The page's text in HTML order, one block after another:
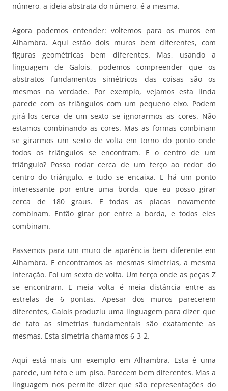
número, a ideia abstrata do número, é a mesma.
Agora podemos entender: voltemos para os muros em
Alhambra. Aqui estão dois muros bem diferentes, com
figuras geométricas bem diferentes. Mas, usando a
linguagem de Galois, podemos compreender que os
abstratos fundamentos simétricos das coisas são os
mesmos na verdade. Por exemplo, vejamos esta linda
parede com os triângulos com um pequeno eixo. Podem
girá-los cerca de um sexto se ignorarmos as cores. Não
estamos combinando as cores. Mas as formas combinam
se girarmos um sexto de volta em torno do ponto onde
todos os triângulos se encontram. E o centro de um
triângulo? Posso rodar cerca de um terço ao redor do
centro do triângulo, e tudo se encaixa. E há um ponto
interessante por entre uma borda, que eu posso girar
cerca de 180 graus. E todas as placas novamente
combinam. Então girar por entre a borda, e todos eles
combinam.
Passemos para um muro de aparência bem diferente em
Alhambra. E encontramos as mesmas simetrias, a mesma
interação. Foi um sexto de volta. Um terço onde as peças Z
se encontram. E meia volta é meia distância entre as
estrelas de 6 pontas. Apesar dos muros parecerem
diferentes, Galois produziu uma linguagem para dizer que
de fato as simetrias fundamentais são exatamente as
mesmas. Esta simetria chamamos 6-3-2.
Aqui está mais um exemplo em Alhambra. Esta é uma
parede, um teto e um piso. Parecem bem diferentes. Mas a
linguagem nos permite dizer que são representações do